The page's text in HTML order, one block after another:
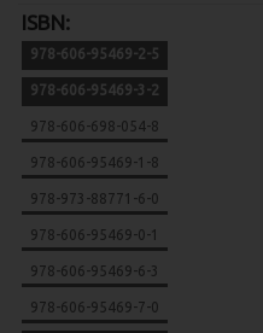
ISBN:
978-606-95469-2-5
978-606-95469-3-2
978-606-698-054-8
978-606-95469-1-8
978-973-88771-6-0
978-606-95469-0-1
978-606-95469-6-3
978-606-95469-7-0